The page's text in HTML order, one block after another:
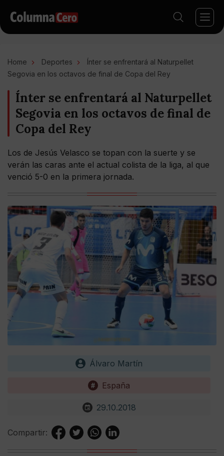
Home Deportes
Ínter se enfrentará al Naturpellet
Segovia en los octavos de final de Copa del Rey
Ínter se enfrentará al Naturpellet
Segovia en los octavos de final de
Copa del Rey
Los de Jesús Velasco se topan con la suerte y se
verán las caras ante el actual colista de la liga, al que
venció 5-0 en la primera jornada.
Álvaro Martín
España
29.10.2018
Compartir: